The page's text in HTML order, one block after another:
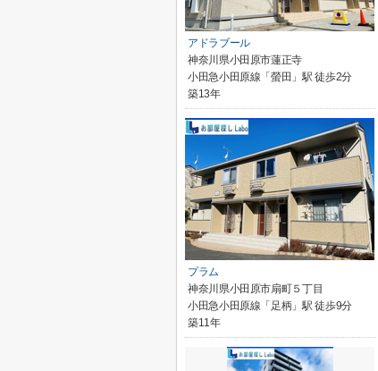
アドラブール
神奈川県小田原市蓮正寺
小田急小田原線「螢田」駅 徒歩2分
築13年
プラム
神奈川県小田原市扇町５丁目
小田急小田原線「足柄」駅 徒歩9分
築11年